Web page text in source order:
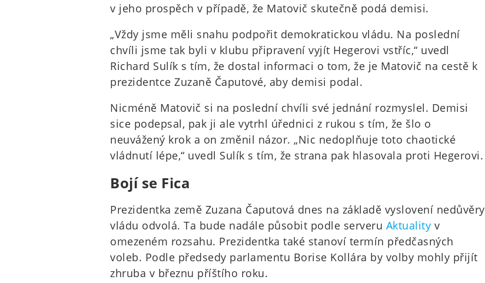
v jeho prospěch v případě, že Matovič skutečně podá demisi.
„Vždy jsme měli snahu podpořit demokratickou vládu. Na poslední
chvíli jsme tak byli v klubu připravení vyjít Hegerovi vstříc,“ uvedl
Richard Sulík s tím, že dostal informaci o tom, že je Matovič na cestě k
prezidentce Zuzaně Čaputové, aby demisi podal.
Nicméně Matovič si na poslední chvíli své jednání rozmyslel. Demisi
sice podepsal, pak ji ale vytrhl úřednici z rukou s tím, že šlo o
neuvážený krok a on změnil názor. „Nic nedoplňuje toto chaotické
vládnutí lépe,“ uvedl Sulík s tím, že strana pak hlasovala proti Hegerovi.
Bojí se Fica
Prezidentka země Zuzana Čaputová dnes na základě vyslovení nedůvěry
vládu odvolá. Ta bude nadále působit podle serveru Aktuality v
omezeném rozsahu. Prezidentka také stanoví termín předčasných
voleb. Podle předsedy parlamentu Borise Kollára by volby mohly přijít
zhruba v březnu příštího roku.